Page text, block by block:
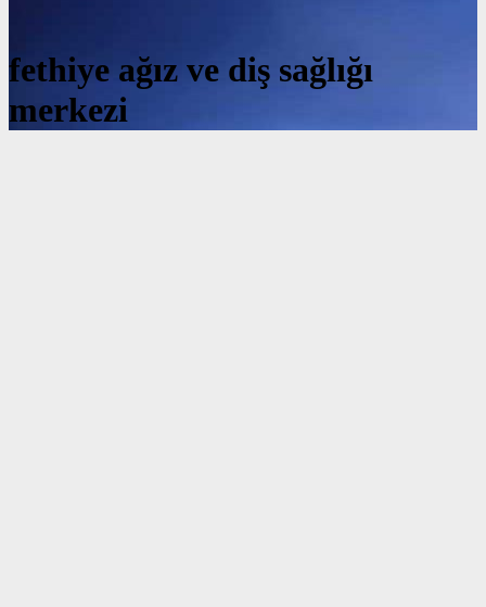
fethiye ağız ve diş sağlığı
merkezi